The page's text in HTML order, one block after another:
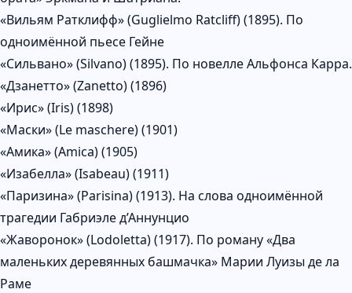
«Вильям Ратклифф» (Guglielmo Ratcliff) (1895). По
одноимённой пьесе Гейне
«Сильвано» (Silvano) (1895). По новелле Альфонса Карра.
«Дзанетто» (Zanetto) (1896)
«Ирис» (Iris) (1898)
«Маски» (Le maschere) (1901)
«Амика» (Amica) (1905)
«Изабелла» (Isabeau) (1911)
«Паризина» (Parisina) (1913). На слова одноимённой
трагедии Габриэле д’Аннунцио
«Жаворонок» (Lodoletta) (1917). По роману «Два
маленьких деревянных башмачка» Марии Луизы де ла
Раме